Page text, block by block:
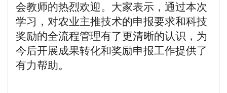
会教师的热烈欢迎。大家表示，通过本次
学习，对农业主推技术的申报要求和科技
奖励的全流程管理有了更清晰的认识，为
今后开展成果转化和奖励申报工作提供了
有力帮助。